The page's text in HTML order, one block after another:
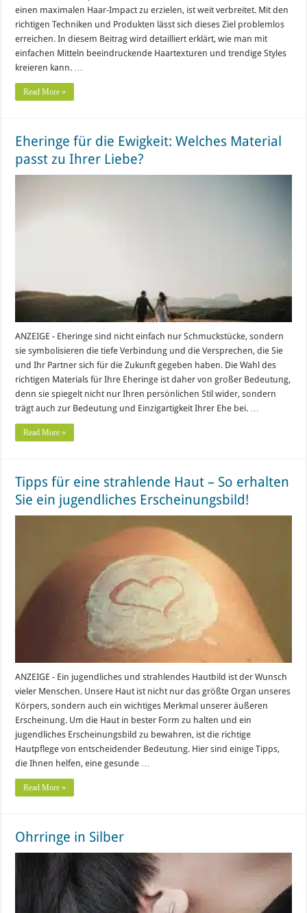
einen maximalen Haar-Impact zu erzielen, ist weit verbreitet. Mit den
richtigen Techniken und Produkten lässt sich dieses Ziel problemlos
erreichen. In diesem Beitrag wird detailliert erklärt, wie man mit
einfachen Mitteln beeindruckende Haartexturen und trendige Styles
kreieren kann. …
Read More »
Eheringe für die Ewigkeit: Welches Material
passt zu Ihrer Liebe?
ANZEIGE - Eheringe sind nicht einfach nur Schmuckstücke, sondern
sie symbolisieren die tiefe Verbindung und die Versprechen, die Sie
und Ihr Partner sich für die Zukunft gegeben haben. Die Wahl des
richtigen Materials für Ihre Eheringe ist daher von großer Bedeutung,
denn sie spiegelt nicht nur Ihren persönlichen Stil wider, sondern
trägt auch zur Bedeutung und Einzigartigkeit Ihrer Ehe bei. …
Read More »
Tipps für eine strahlende Haut – So erhalten
Sie ein jugendliches Erscheinungsbild!
ANZEIGE - Ein jugendliches und strahlendes Hautbild ist der Wunsch
vieler Menschen. Unsere Haut ist nicht nur das größte Organ unseres
Körpers, sondern auch ein wichtiges Merkmal unserer äußeren
Erscheinung. Um die Haut in bester Form zu halten und ein
jugendliches Erscheinungsbild zu bewahren, ist die richtige
Hautpflege von entscheidender Bedeutung. Hier sind einige Tipps,
die Ihnen helfen, eine gesunde …
Read More »
Ohrringe in Silber